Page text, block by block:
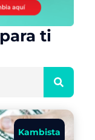
ti
Kambista